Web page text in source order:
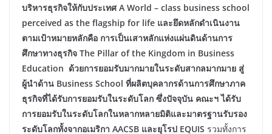
บริหารธุรกิจให้กับประเทศ A World – class business school
perceived as the flagship for life และยึดหลักดำเนินงาน
ตามเป้าหมายหลักคือ การเป็นเสาหลักแห่งแผ่นดินด้านการ
ศึกษาทางธุรกิจ The Pillar of the Kingdom in Business
Education ด้วยการยอมรับมากมายในระดับสากลมากมาย สู่
ผู้นำด้าน Business School ที่ผลิตบุคลากรด้านการศึกษาภาค
ธุรกิจที่ได้รับการยอมรับในระดับโลก ซึ่งปัจจุบัน คณะฯ ได้รับ
การยอมรับในระดับโลกในหลากหลายมิติและมาตรฐานรับรอง
ระดับโลกทั้งจากอเมริกา AACSB และยุโรป EQUIS รวมทั้งการ